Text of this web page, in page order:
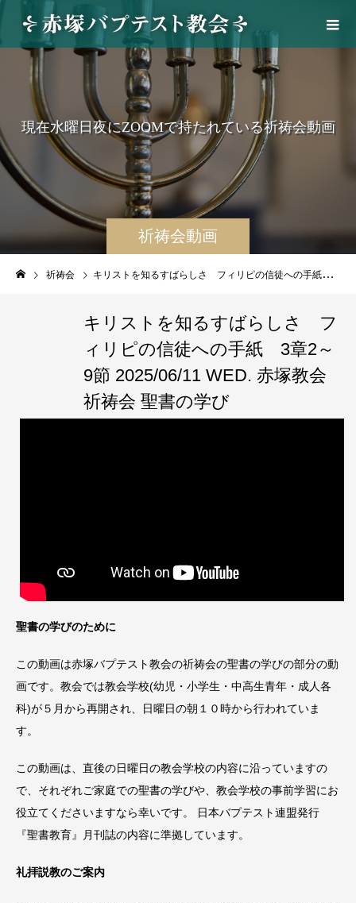
祈祷会動画
現在水曜日夜にZOOMで持たれている祈祷会動画
祈祷会 キリストを知るすばらしさ フィリピの信徒への手紙 3章2～9節 2025/06/11 WED. 赤塚教会祈祷会 聖書の学び
キリストを知るすばらしさ フ
ィリピの信徒への手紙 3章2～
9節 2025/06/11 WED. 赤塚教会
祈祷会 聖書の学び
聖書の学びのために
この動画は赤塚バプテスト教会の祈祷会の聖書の学びの部分の動
画です。教会では教会学校(幼児・小学生・中高生青年・成人各
科)が５月から再開され、日曜日の朝１０時から行われていま
す。
この動画は、直後の日曜日の教会学校の内容に沿っていますの
で、それぞれご家庭での聖書の学びや、教会学校の事前学習にお
役立てくださいますなら幸いです。 日本バプテスト連盟発行
『聖書教育』月刊誌の内容に準拠しています。
礼拝説教のご案内